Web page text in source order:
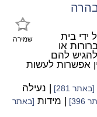
שמירה
ידי בית
או
להם
אפשרות לעשות
[באתר 281] | נעילה
| מידות [באתר